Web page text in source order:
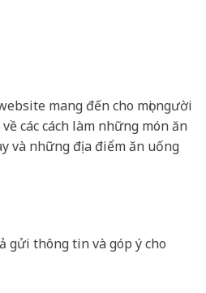
mang đến cho mọi người
các cách làm những món ăn
và những địa điểm ăn uống
gửi thông tin và góp ý cho